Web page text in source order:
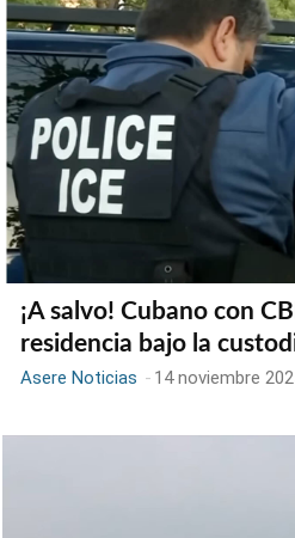
¡A salvo! Cubano con
residencia bajo la
Asere Noticias - 14 noviembre